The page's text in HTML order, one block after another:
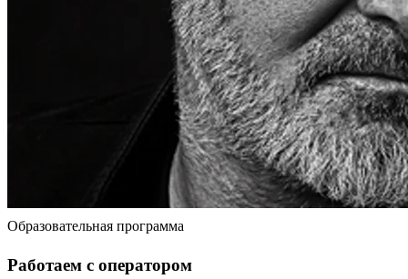
Образовательная программа
Работаем с оператором